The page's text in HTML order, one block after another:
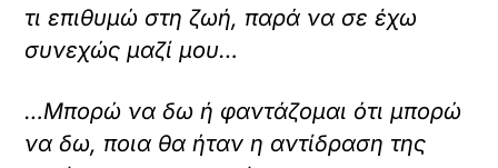
τι επιθυμώ στη ζωή, παρά να σε έχω
συνεχώς μαζί μου…
…Μπορώ να δω ή φαντάζομαι ότι μπορώ
να δω, ποια θα ήταν η αντίδραση της